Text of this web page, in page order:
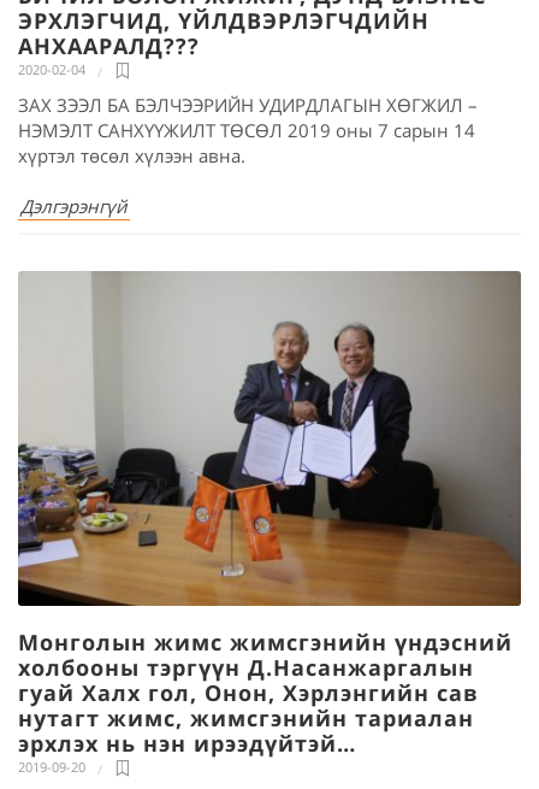
ЭРХЛЭГЧИД, ҮЙЛДВЭРЛЭГЧДИЙН
АНХААРАЛД???
2020-02-04
ЗАХ ЗЭЭЛ БА БЭЛЧЭЭРИЙН УДИРДЛАГЫН ХӨГЖИЛ –
НЭМЭЛТ САНХҮҮЖИЛТ ТӨСӨЛ 2019 оны 7 сарын 14
хүртэл төсөл хүлээн авна.
Дэлгэрэнгүй
Монголын жимс жимсгэнийн үндэсний
холбооны тэргүүн Д.Насанжаргалын
гуай Халх гол, Онон, Хэрлэнгийн сав
нутагт жимс, жимсгэнийн тариалан
эрхлэх нь нэн ирээдүйтэй…
2019-09-20